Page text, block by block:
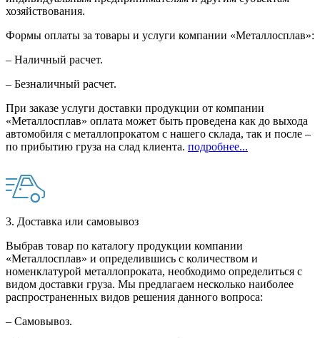
хозяйствования.
Формы оплаты за товары и услуги компании «Металлосплав»:
– Наличный расчет.
– Безналичный расчет.
При заказе услуги доставки продукции от компании
«Металлосплав» оплата может быть проведена как до выхода
автомобиля с металлопрокатом с нашего склада, так и после –
по прибытию груза на слад клиента. подробнее...
3. Доставка или самовывоз
Выбрав товар по каталогу продукции компании
«Металлосплав» и определившись с количеством и
номенклатурой металлопроката, необходимо определиться с
видом доставки груза. Мы предлагаем несколько наиболее
распространенных видов решения данного вопроса:
– Самовывоз.